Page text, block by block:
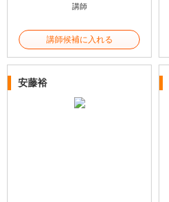
講師
講師候補に入れる
安藤裕